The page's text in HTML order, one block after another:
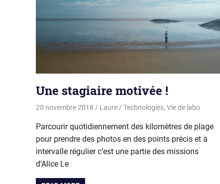
Une stagiaire motivée !
20 novembre 2018 Laure Technologies, Vie de labo
Parcourir quotidiennement des kilomètres de plage
pour prendre des photos en des points précis et à
intervalle régulier c’est une partie des missions
d’Alice Le